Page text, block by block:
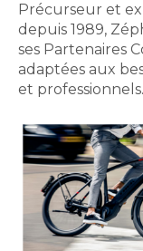
Précurseur et
depuis 1989,
ses Partenaires
adaptées aux
et professionnels.